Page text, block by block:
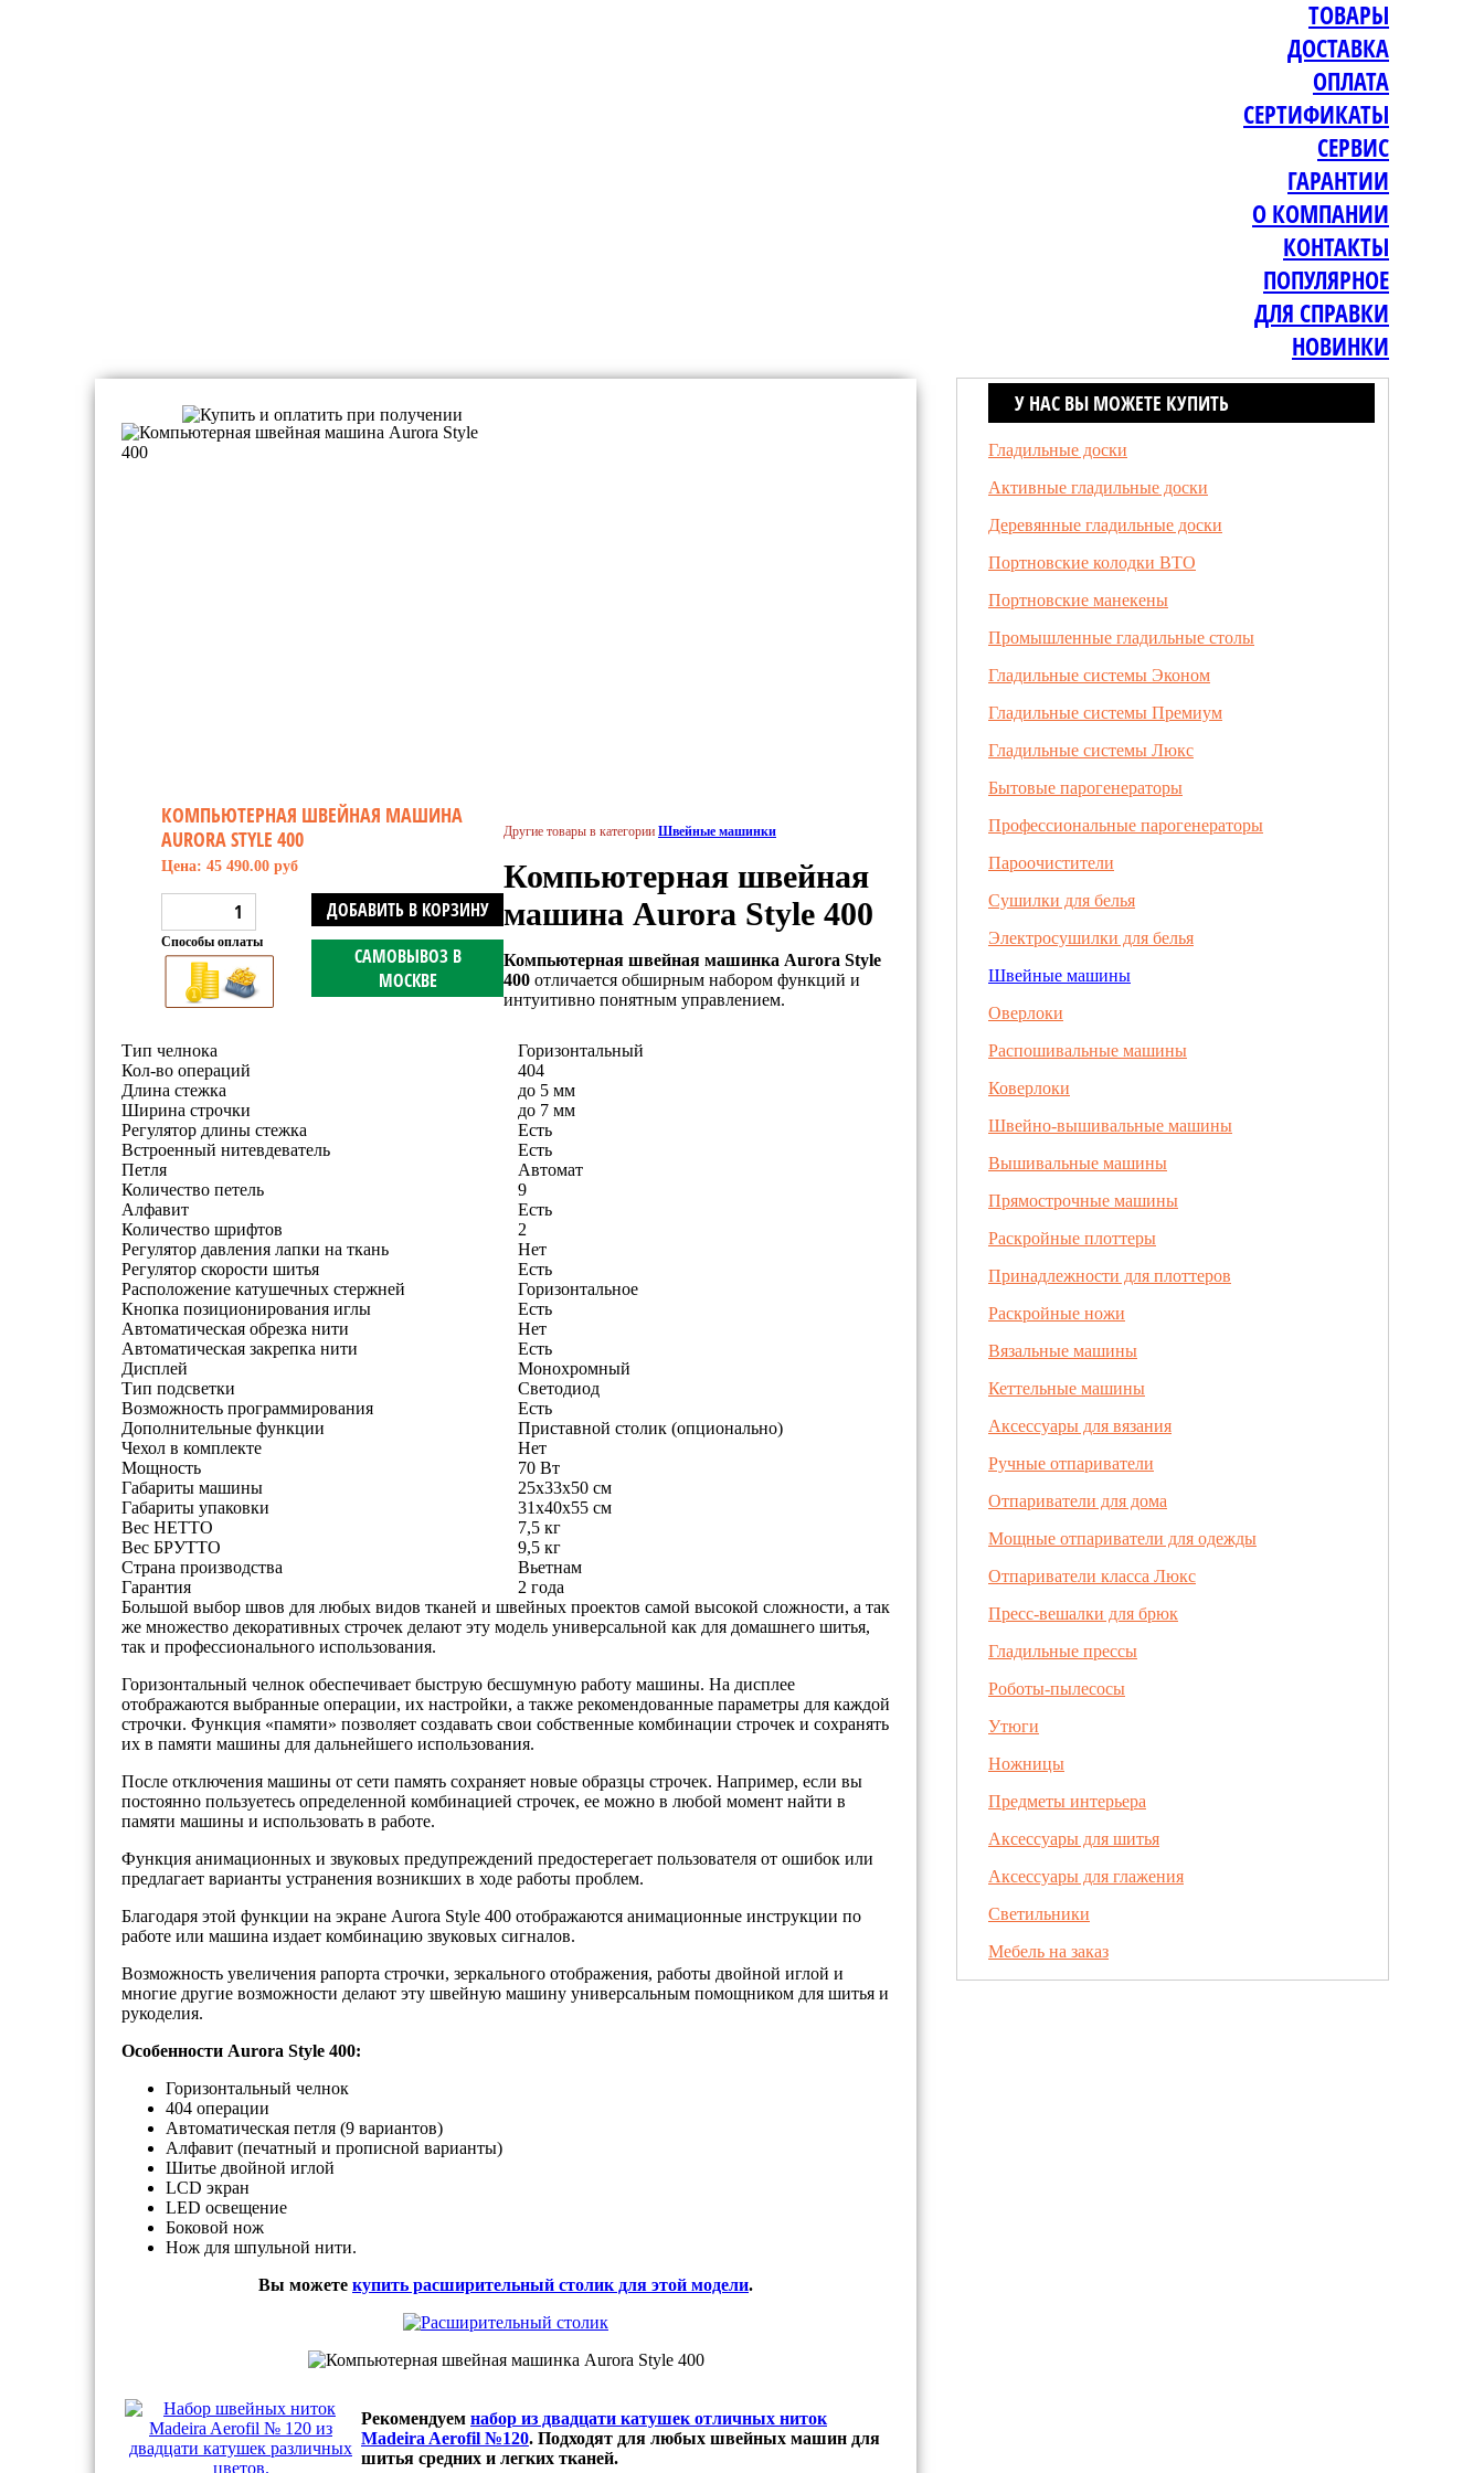
ТОВАРЫ
ДОСТАВКА
ОПЛАТА
СЕРТИФИКАТЫ
СЕРВИС
ГАРАНТИИ
О КОМПАНИИ
КОНТАКТЫ
ПОПУЛЯРНОЕ
ДЛЯ СПРАВКИ
НОВИНКИ
КОМПЬЮТЕРНАЯ ШВЕЙНАЯ МАШИНА
AURORA STYLE 400
Цена: 45 490.00 руб
ДОБАВИТЬ В КОРЗИНУ
САМОВЫВОЗ В
МОСКВЕ
Способы оплаты
Тип челнока
Горизонтальный
Кол-во операций
404
Длина стежка
до 5 мм
Ширина строчки
до 7 мм
Регулятор длины стежка
Есть
Встроенный нитевдеватель
Есть
Петля
Автомат
Количество петель
9
Алфавит
Есть
Количество шрифтов
2
Регулятор давления лапки на ткань
Нет
Регулятор скорости шитья
Есть
Расположение катушечных стержней
Горизонтальное
Кнопка позиционирования иглы
Есть
Автоматическая обрезка нити
Нет
Автоматическая закрепка нити
Есть
Дисплей
Монохромный
Тип подсветки
Светодиод
Возможность программирования
Есть
Дополнительные функции
Приставной столик (опционально)
Чехол в комплекте
Нет
Мощность
70 Вт
Габариты машины
25х33х50 см
Габариты упаковки
31х40х55 см
Вес НЕТТО
7,5 кг
Вес БРУТТО
9,5 кг
Страна производства
Вьетнам
Гарантия
2 года
Другие товары в категории Швейные машинки
Компьютерная швейная
машина Aurora Style 400
Компьютерная швейная машинка Aurora Style
400 отличается обширным набором функций и
интуитивно понятным управлением.
Большой выбор швов для любых видов тканей и швейных проектов самой высокой сложности, а так
же множество декоративных строчек делают эту модель универсальной как для домашнего шитья,
так и профессионального использования.
Горизонтальный челнок обеспечивает быструю бесшумную работу машины. На дисплее
отображаются выбранные операции, их настройки, а также рекомендованные параметры для каждой
строчки. Функция «памяти» позволяет создавать свои собственные комбинации строчек и сохранять
их в памяти машины для дальнейшего использования.
После отключения машины от сети память сохраняет новые образцы строчек. Например, если вы
постоянно пользуетесь определенной комбинацией строчек, ее можно в любой момент найти в
памяти машины и использовать в работе.
Функция анимационных и звуковых предупреждений предостерегает пользователя от ошибок или
предлагает варианты устранения возникших в ходе работы проблем.
Благодаря этой функции на экране Aurora Style 400 отображаются анимационные инструкции по
работе или машина издает комбинацию звуковых сигналов.
Возможность увеличения рапорта строчки, зеркального отображения, работы двойной иглой и
многие другие возможности делают эту швейную машину универсальным помощником для шитья и
рукоделия.
Особенности Aurora Style 400:
Горизонтальный челнок
404 операции
Автоматическая петля (9 вариантов)
Алфавит (печатный и прописной варианты)
Шитье двойной иглой
LCD экран
LED освещение
Боковой нож
Нож для шпульной нити.
Вы можете купить расширительный столик для этой модели.
Рекомендуем набор из двадцати катушек отличных ниток
Madeira Aerofil №120. Подходят для любых швейных машин для
шитья средних и легких тканей.
У НАС ВЫ МОЖЕТЕ КУПИТЬ
Гладильные доски
Активные гладильные доски
Деревянные гладильные доски
Портновские колодки ВТО
Портновские манекены
Промышленные гладильные столы
Гладильные системы Эконом
Гладильные системы Премиум
Гладильные системы Люкс
Бытовые парогенераторы
Профессиональные парогенераторы
Пароочистители
Сушилки для белья
Электросушилки для белья
Швейные машины
Оверлоки
Распошивальные машины
Коверлоки
Швейно-вышивальные машины
Вышивальные машины
Прямострочные машины
Раскройные плоттеры
Принадлежности для плоттеров
Раскройные ножи
Вязальные машины
Кеттельные машины
Аксессуары для вязания
Ручные отпариватели
Отпариватели для дома
Мощные отпариватели для одежды
Отпариватели класса Люкс
Пресс-вешалки для брюк
Гладильные прессы
Роботы-пылесосы
Утюги
Ножницы
Предметы интерьера
Аксессуары для шитья
Аксессуары для глажения
Светильники
Мебель на заказ